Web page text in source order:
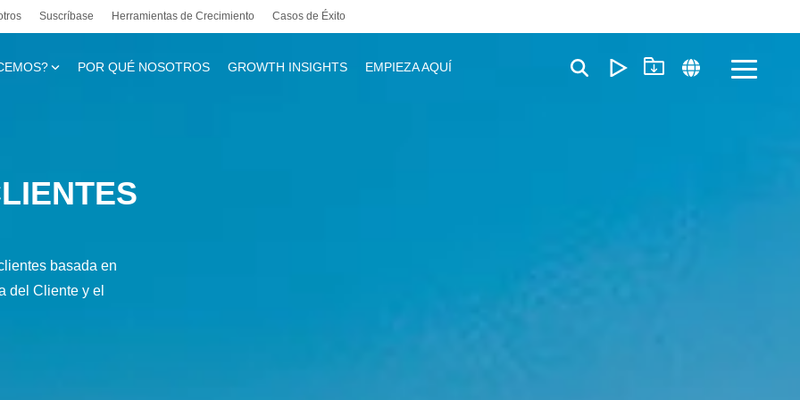
Suscríbase Herramientas de Crecimiento Casos de Éxito
POR QUÉ NOSOTROS GROWTH INSIGHTS EMPIEZA AQUÍ
Toggle
basada en
del Cliente y el